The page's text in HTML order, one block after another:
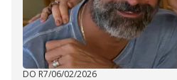
DO R7/06/02/2026